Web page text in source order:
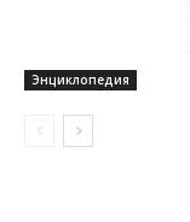
Энциклопедия